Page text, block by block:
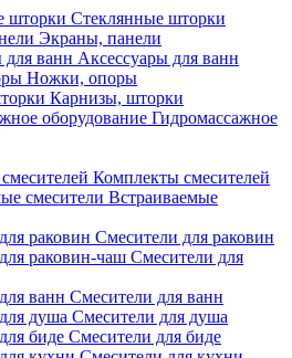
Стеклянные шторки
Экраны, панели
Аксессуары для ванн
Ножки, опоры
Карнизы, шторки
Гидромассажное
Комплекты смесителей
Встраиваемые
Смесители для раковин
Смесители для
Смесители для ванн
Смесители для душа
Смесители для биде